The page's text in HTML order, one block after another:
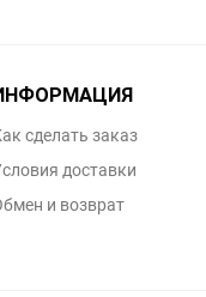
сделать заказ
доставки
и возврат